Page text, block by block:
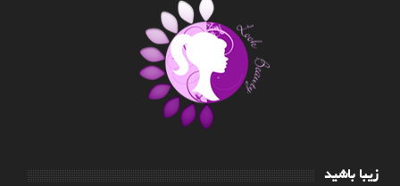
زیبا باشید